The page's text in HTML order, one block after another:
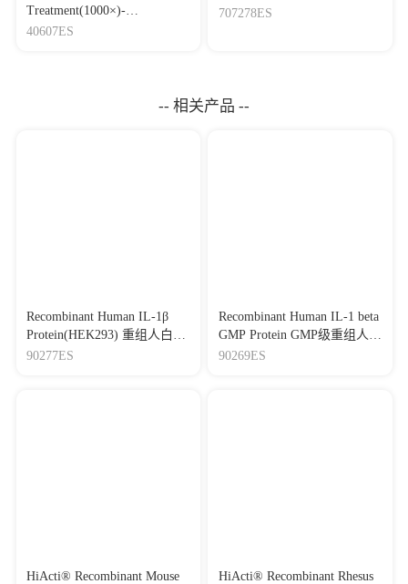
Treatment(1000×)-
Mycoplasma Elimination
40607ES
707278ES
-- 相关产品 --
Recombinant Human IL-1β
Protein(HEK293) 重组人白介
素-1β
90277ES
Recombinant Human IL-1 beta
GMP Protein GMP级重组人白
细胞介素-1β
90269ES
HiActi® Recombinant Mouse
HiActi® Recombinant Rhesus